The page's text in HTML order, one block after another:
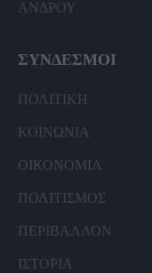
ΑΝΔΡΟΥ
ΣΥΝΔΕΣΜΟΙ
ΠΟΛΙΤΙΚΗ
ΚΟΙΝΩΝΙΑ
ΟΙΚΟΝΟΜΙΑ
ΠΟΛΙΤΙΣΜΟΣ
ΠΕΡΙΒΑΛΛΟΝ
ΙΣΤΟΡΙΑ